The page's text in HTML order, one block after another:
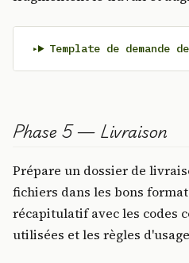
Template de demande
Phase 5 — Livraison
Prépare un dossier de
fichiers dans les bons
récapitulatif avec les codes
utilisées et les règles